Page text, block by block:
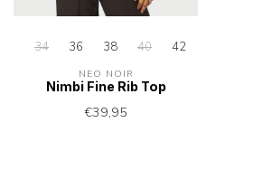
34 36 38 40 42
NEO NOIR
Nimbi Fine Rib Top
€39,95